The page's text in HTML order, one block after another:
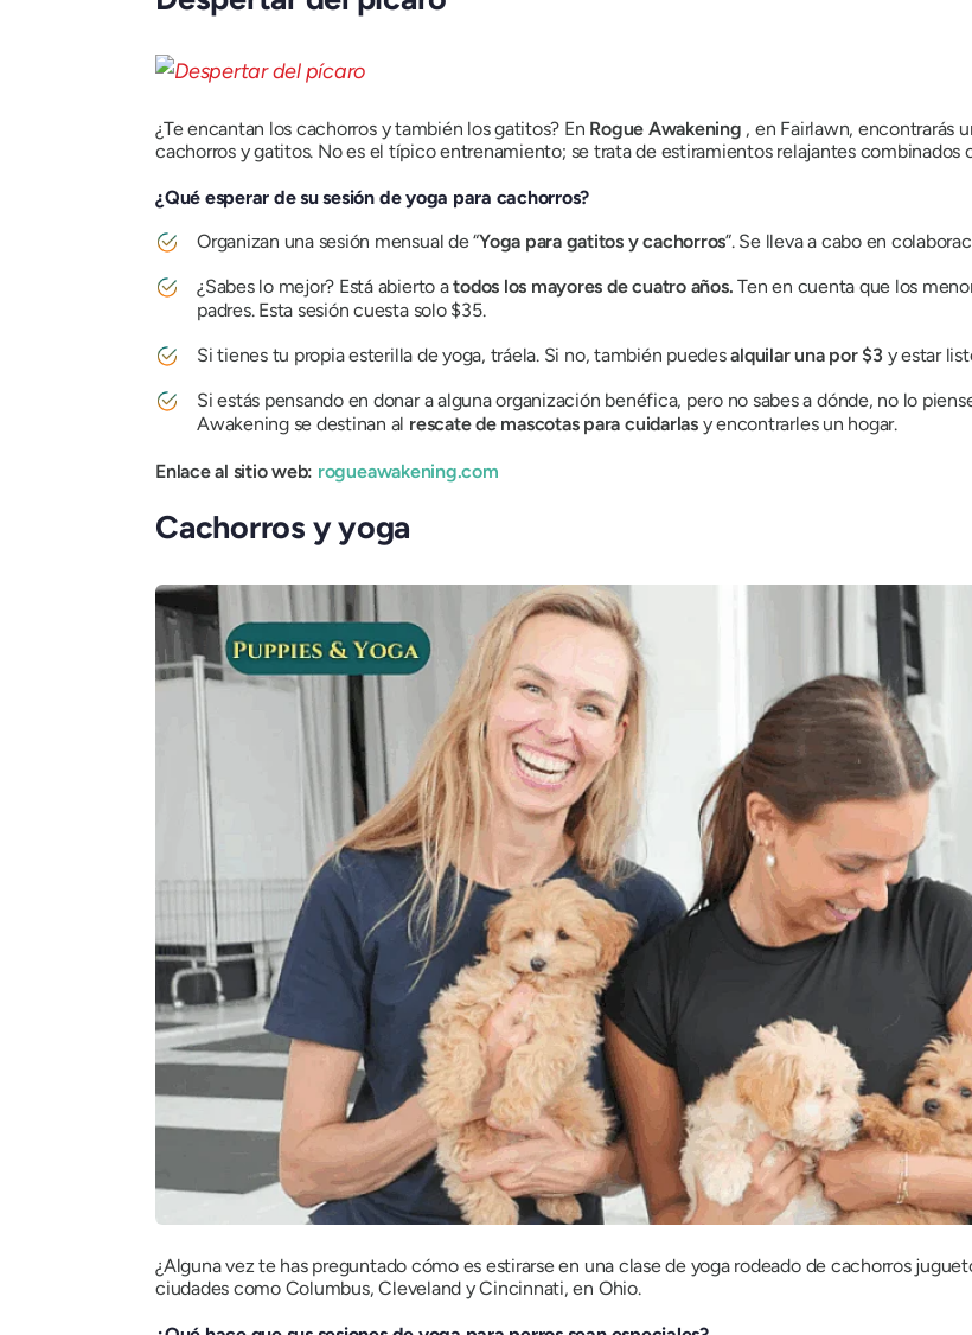
¿Te encantan los cachorros y también los gatitos? En Rogue Awakening , en Fairlawn, encontrarás
cachorros y gatitos. No es el típico entrenamiento; se trata de estiramientos relajantes combinados
¿Qué esperar de su sesión de yoga para cachorros?
Organizan una sesión mensual de “Yoga para gatitos y cachorros”. Se lleva a cabo en
¿Sabes lo mejor? Está abierto atodos los mayores de cuatro años. Ten en cuenta que los
padres. Esta sesión cuesta solo $35.
Si tienes tu propia esterilla de yoga, tráela. Si no, también puedesalquilar una por $3 y estar
Si estás pensando en donar a alguna organización benéfica, pero no sabes a dónde, no lo
Awakening se destinan al rescate de mascotas para cuidarlas y encontrarles un hogar.
Enlace al sitio web: rogueawakening.com
Cachorros y yoga
¿Alguna vez te has preguntado cómo es estirarse en una clase de yoga rodeado de cachorros
ciudades como Columbus, Cleveland y Cincinnati, en Ohio.